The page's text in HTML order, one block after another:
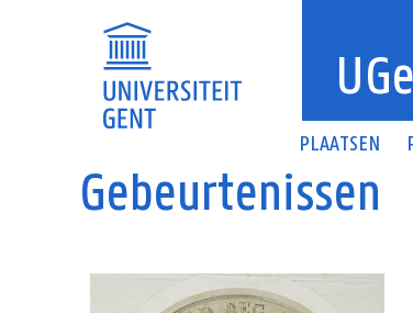
PLAATSEN
Gebeurtenissen